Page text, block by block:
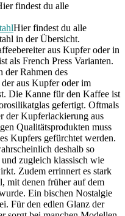
findest du alle
Hier findest du alle
in der Übersicht.
aus Kupfer oder in
als French Press Varianten.
der Rahmen des
aus Kupfer oder im
Die Kanne für den Kaffee ist
gefertigt. Oftmals
der Kupferlackierung aus
Qualitätsprodukten muss
Kupfers gefürchtet werden.
deshalb so
zugleich klassisch wie
Zudem errinnert es stark
mit denen früher auf dem
Ein bischen Nostalgie
Für den edlen Glanz der